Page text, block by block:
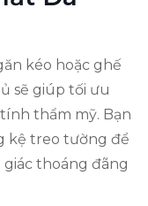
kéo hoặc ghế
sẽ giúp tối ưu
thẩm mỹ. Bạn
kệ treo tường để
thoáng đãng